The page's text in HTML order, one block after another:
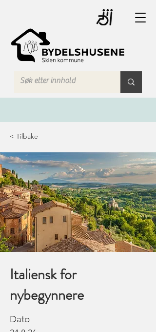
< Tilbake
Italiensk for
nybegynnere
Dato